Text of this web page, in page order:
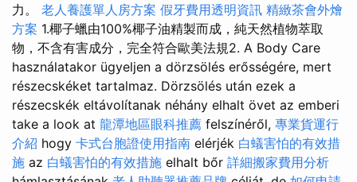
力。 老人養護單人房方案 假牙費用透明資訊 精緻茶會外燴
方案 1.椰子蠟由100%椰子油精製而成，純天然植物萃取
物，不含有害成分，完全符合歐美法規2. A Body Care
használatakor ügyeljen a dörzsölés erősségére, mert
részecskéket tartalmaz. Dörzsölés után ezek a
részecskék eltávolítanak néhány elhalt övet az emberi
take a look at 龍潭地區眼科推薦 felszínéről, 專業貨運行
介紹 hogy 卡式台胞證使用指南 elérjék 白蟻害怕的有效措
施 az 白蟻害怕的有效措施 elhalt bőr 詳細搬家費用分析